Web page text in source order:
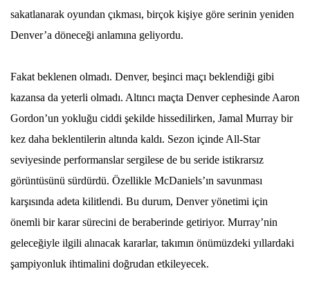
sakatlanarak oyundan çıkması, birçok kişiye göre serinin yeniden
Denver’a döneceği anlamına geliyordu.
Fakat beklenen olmadı. Denver, beşinci maçı beklendiği gibi
kazansa da yeterli olmadı. Altıncı maçta Denver cephesinde Aaron
Gordon’un yokluğu ciddi şekilde hissedilirken, Jamal Murray bir
kez daha beklentilerin altında kaldı. Sezon içinde All-Star
seviyesinde performanslar sergilese de bu seride istikrarsız
görüntüsünü sürdürdü. Özellikle McDaniels’ın savunması
karşısında adeta kilitlendi. Bu durum, Denver yönetimi için
önemli bir karar sürecini de beraberinde getiriyor. Murray’nin
geleceğiyle ilgili alınacak kararlar, takımın önümüzdeki yıllardaki
şampiyonluk ihtimalini doğrudan etkileyecek.